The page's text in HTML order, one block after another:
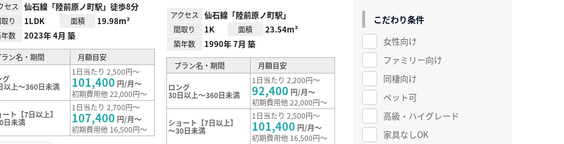
セス 仙石線「陸前原ノ町駅」徒歩8分
り 1LDK 面積 19.98m²
数 2023年 4月 築
ラン名・期間 月額目安
グ
以上～360日未満
1日当たり 2,500円～
101,400 円/月～
初期費用他 22,000円～
ート【7日以上】
日未満
1日当たり 2,700円～
107,400 円/月～
初期費用他 16,500円～
アクセス 仙石線「陸前原ノ町駅」
間取り 1K 面積 23.54m²
築年数 1990年 7月 築
プラン名・期間 月額目安
ロング
30日以上～360日未満
1日当たり 2,200円～
92,400 円/月～
初期費用他 22,000円～
ショート【7日以上】
～30日未満
1日当たり 2,500円～
101,400 円/月～
初期費用他 16,500円～
こだわり条件
女性向け
ファミリー向け
同棲向け
ペット可
高級・ハイグレード
家具なしOK